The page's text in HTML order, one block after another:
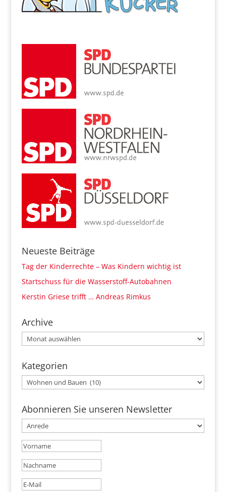
Neueste Beiträge
Tag der Kinderrechte – Was Kindern wichtig ist
Startschuss für die Wasserstoff-Autobahnen
Kerstin Griese trifft … Andreas Rimkus
Archive
Archive
Kategorien
Kategorien
Abonnieren Sie unseren Newsletter